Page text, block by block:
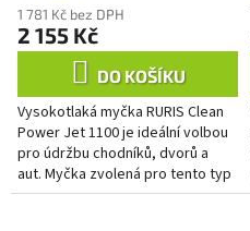
1 781 Kč bez DPH
2 155 Kč
DO KOŠÍKU
Vysokotlaká myčka RURIS Clean
Power Jet 1100 je ideální volbou
pro údržbu chodníků, dvorů a
aut. Myčka zvolená pro tento typ
využití umožňuje uživatelům